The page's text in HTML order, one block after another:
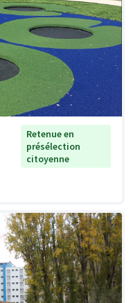
Retenue en
présélection
citoyenne